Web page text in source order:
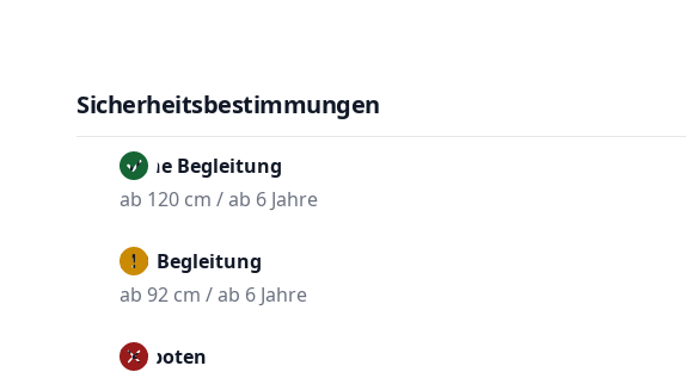
Sicherheitsbestimmungen
Ohne Begleitung
ab 120 cm / ab 6 Jahre
Mit Begleitung
ab 92 cm / ab 6 Jahre
Verboten